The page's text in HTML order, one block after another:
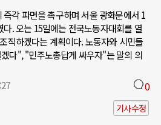
각 파면을 촉구하며 서울 광화문에서 1
. 오는 15일에는 전국노동자대회를 열
직하겠다는 계획이다. 노동자와 시민들
다", "민주노총답게 싸우자"는 말의 의
0
기사수정